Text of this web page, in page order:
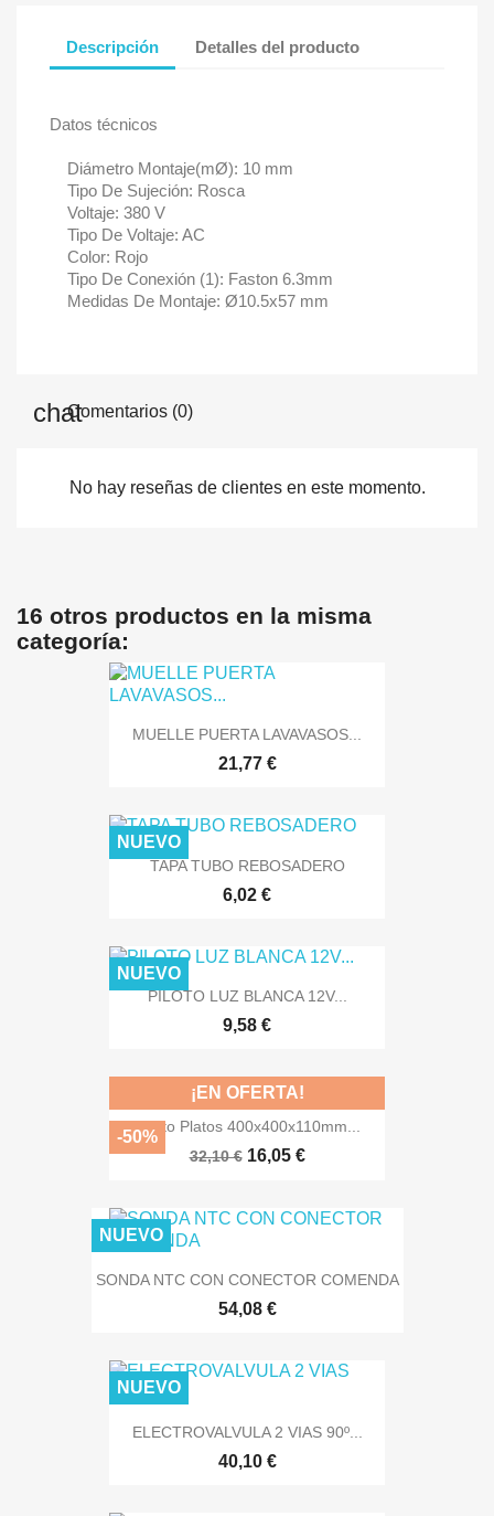
Descripción Detalles del producto
Datos técnicos
Diámetro Montaje(mØ): 10 mm
Tipo De Sujeción: Rosca
Voltaje: 380 V
Tipo De Voltaje: AC
Color: Rojo
Tipo De Conexión (1): Faston 6.3mm
Medidas De Montaje: Ø10.5x57 mm
Comentarios (0)
No hay reseñas de clientes en este momento.
16 otros productos en la misma
categoría:
MUELLE PUERTA LAVAVASOS...
21,77 €
TAPA TUBO REBOSADERO
6,02 €
NUEVO
PILOTO LUZ BLANCA 12V...
9,58 €
NUEVO
Cesto Platos 400x400x110mm...
32,10 € 16,05 €
¡EN OFERTA!
-50%
SONDA NTC CON CONECTOR COMENDA
54,08 €
NUEVO
ELECTROVALVULA 2 VIAS 90º...
40,10 €
NUEVO